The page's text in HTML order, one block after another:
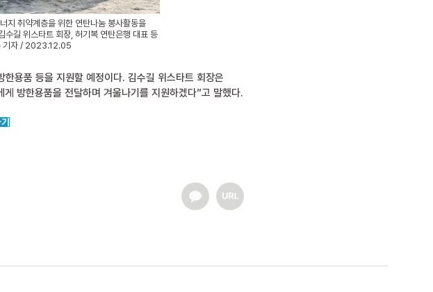
지 취약계층을 위한 연탄나눔 봉사활동을
길 위스타트 회장, 허기복 연탄은행 대표 등
기자 / 2023.12.05
용품 등을 지원할 예정이다. 김수길 위스타트 회장은
방한용품을 전달하며 겨울나기를 지원하겠다”고 말했다.